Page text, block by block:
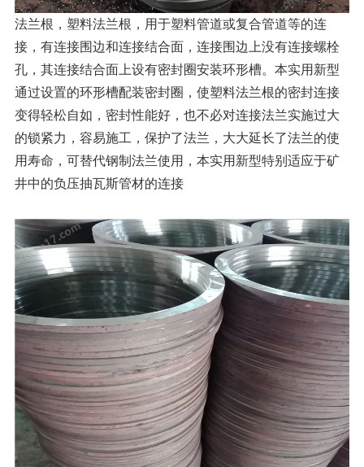
法兰根，塑料法兰根，用于塑料管道或复合管道等的连
接，有连接围边和连接结合面，连接围边上没有连接螺栓
孔，其连接结合面上设有密封圈安装环形槽。本实用新型
通过设置的环形槽配装密封圈，使塑料法兰根的密封连接
变得轻松自如，密封性能好，也不必对连接法兰实施过大
的锁紧力，容易施工，保护了法兰，大大延长了法兰的使
用寿命，可替代钢制法兰使用，本实用新型特别适应于矿
井中的负压抽瓦斯管材的连接